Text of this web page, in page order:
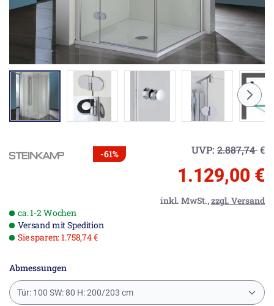
-61% UVP: 2.887,74€
1.129,00 €
inkl. MwSt.,zzgl. Versand
ca. 1-2 Wochen
Versand mit Spedition
Sie sparen: 1.758,74 €
Abmessungen
Tür: 100 SW: 80 H: 200/203 cm